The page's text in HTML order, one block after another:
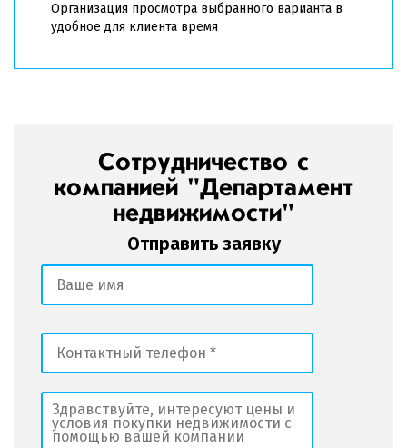
Организация просмотра выбранного варианта в
удобное для клиента время
Сотрудничество с
компанией "Департамент
недвижимости"
Отправить заявку